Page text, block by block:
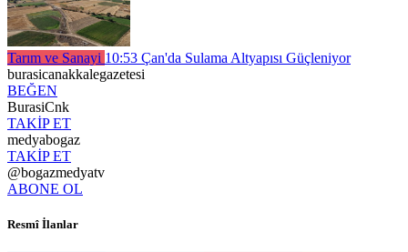
Tarım ve Sanayi 10:53 Çan'da Sulama Altyapısı Güçleniyor
burasicanakkalegazetesi
BEĞEN
BurasiCnk
TAKİP ET
medyabogaz
TAKİP ET
@bogazmedyatv
ABONE OL
Resmî İlanlar